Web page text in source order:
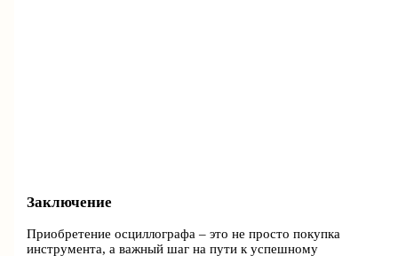
Заключение
Приобретение осциллографа – это не просто покупка
инструмента, а важный шаг на пути к успешному